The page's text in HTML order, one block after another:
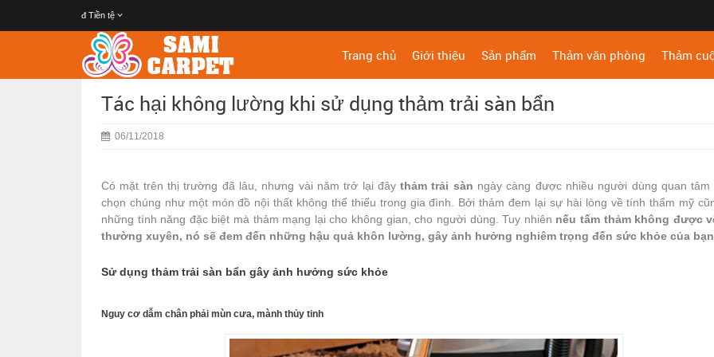
đ Tiền tệ
Trang chủ Giới thiệu Sản phẩm Thảm văn phòng Thảm
Tác hại không lường khi sử dụng thảm trải sàn bẩn
06/11/2018
Có mặt trên thị trường đã lâu, nhưng vài năm trở lại đâythảm trải sàn ngày càng được nhiều người dùng quan tâm
chọn chúng như một món đồ nội thất không thể thiếu trong gia đình. Bởi thảm đem lại sự hài lòng về tính thẩm mỹ
những tính năng đặc biệt mà thảm mạng lại cho không gian, cho người dùng. Tuy nhiên nếu tấm thảm không được
thường xuyên, nó sẽ đem đến những hậu quả khôn lường, gây ảnh hưởng nghiêm trọng đến sức khỏe của bạn
Sử dụng thảm trải sàn bẩn gây ảnh hưởng sức khỏe
Nguy cơ dẫm chân phải mùn cưa, mành thủy tinh